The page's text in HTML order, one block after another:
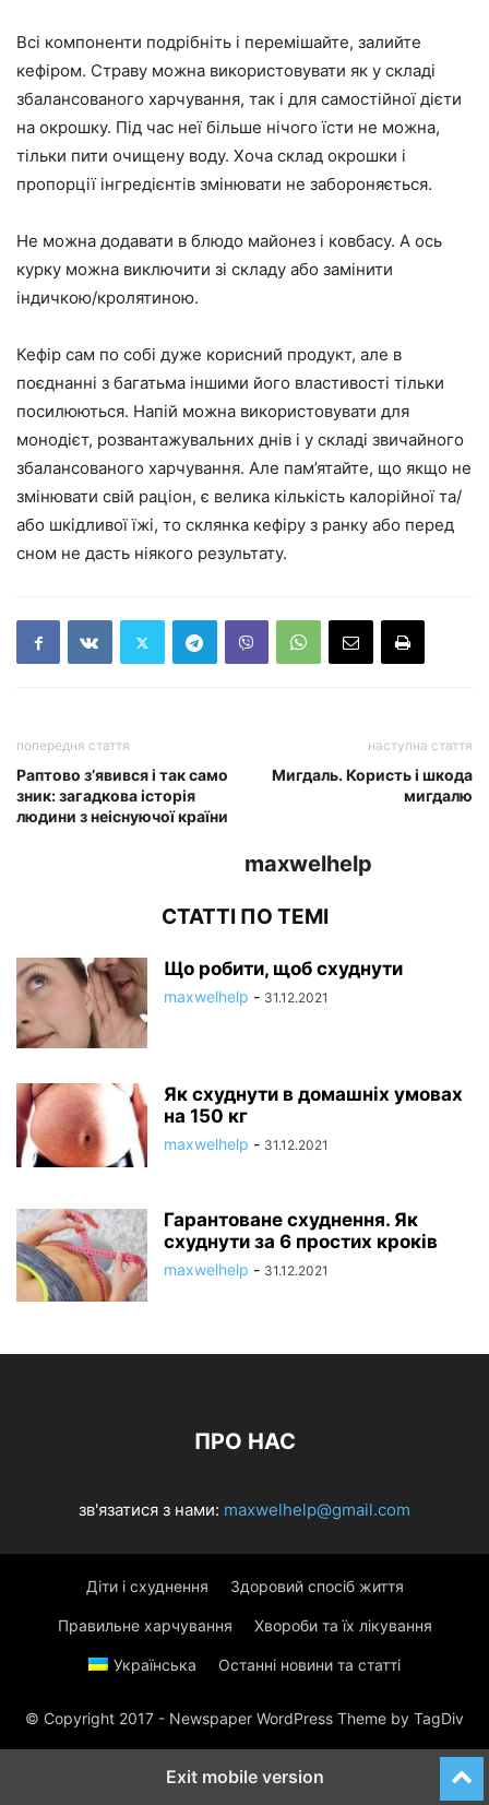
Всі компоненти подрібніть і перемішайте, залийте
кефіром. Страву можна використовувати як у складі
збалансованого харчування, так і для самостійної дієти
на окрошку. Під час неї більше нічого їсти не можна,
тільки пити очищену воду. Хоча склад окрошки і
пропорції інгредієнтів змінювати не забороняється.
Не можна додавати в блюдо майонез і ковбасу. А ось
курку можна виключити зі складу або замінити
індичкою/кролятиною.
Кефір сам по собі дуже корисний продукт, але в
поєднанні з багатьма іншими його властивості тільки
посилюються. Напій можна використовувати для
монодієт, розвантажувальних днів і у складі звичайного
збалансованого харчування. Але пам’ятайте, що якщо не
змінювати свій раціон, є велика кількість калорійної та/
або шкідливої їжі, то склянка кефіру з ранку або перед
сном не дасть ніякого результату.
попередня стаття
Раптово з’явився і так само
зник: загадкова історія
людини з неіснуючої країни
наступна стаття
Мигдаль. Користь і шкода
мигдалю
maxwelhelp
СТАТТІ ПО ТЕМІ
Що робити, щоб схуднути
maxwelhelp - 31.12.2021
Як схуднути в домашніх умовах
на 150 кг
maxwelhelp - 31.12.2021
Гарантоване схуднення. Як
схуднути за 6 простих кроків
maxwelhelp - 31.12.2021
ПРО НАС
зв'язатися з нами: maxwelhelp@gmail.com
Діти і схуднення Здоровий спосіб життя
Правильне харчування Хвороби та їх лікування
Українська Останні новини та статті
© Copyright 2017 - Newspaper WordPress Theme by TagDiv
Exit mobile version